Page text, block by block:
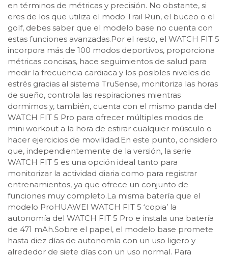
en términos de métricas y precisión. No obstante, si
eres de los que utiliza el modo Trail Run, el buceo o el
golf, debes saber que el modelo base no cuenta con
estas funciones avanzadas.Por el resto, el WATCH FIT 5
incorpora más de 100 modos deportivos, proporciona
métricas concisas, hace seguimientos de salud para
medir la frecuencia cardiaca y los posibles niveles de
estrés gracias al sistema TruSense, monitoriza las horas
de sueño, controla las respiraciones mientras
dormimos y, también, cuenta con el mismo panda del
WATCH FIT 5 Pro para ofrecer múltiples modos de
mini workout a la hora de estirar cualquier músculo o
hacer ejercicios de movilidad.En este punto, considero
que, independientemente de la versión, la serie
WATCH FIT 5 es una opción ideal tanto para
monitorizar la actividad diaria como para registrar
entrenamientos, ya que ofrece un conjunto de
funciones muy completo.La misma batería que el
modelo ProHUAWEI WATCH FIT 5 ‘copia’ la
autonomía del WATCH FIT 5 Pro e instala una batería
de 471 mAh.Sobre el papel, el modelo base promete
hasta diez días de autonomía con un uso ligero y
alrededor de siete días con un uso normal. Para